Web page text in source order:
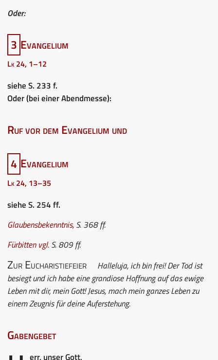
Oder:
3 Evangelium
Lk 24, 1–12
siehe S. 233 f.
Oder (bei einer Abendmesse):
Ruf vor dem Evangelium und
4 Evangelium
Lk 24, 13–35
siehe S. 254 ff.
Glaubensbekenntnis,S. 368 ff.
Fürbittenvgl.S. 809 ff.
Zur Eucharistiefeier
Halleluja, ich bin frei! Der Tod ist
besiegt und ich habe eine grandiose Hoffnung auf das ewige
Leben mit dir, mein Gott! Jesus, mach mein ganzes Leben zu
einem Zeugnis für deine Auferstehung.
Gabengebet
err, unser Gott,